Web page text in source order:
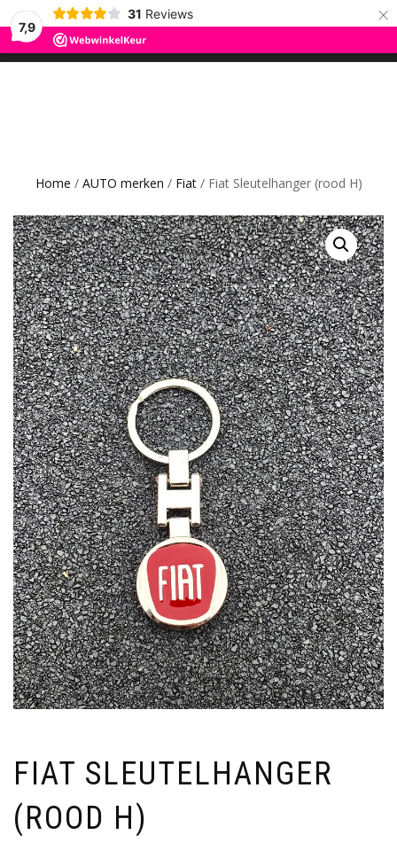
7,9
31 Reviews ×
ROS TRADING
CAR GADGETS AND WANNAHAVES
MENU
Home / AUTO merken / Fiat/ Fiat Sleutelhanger (rood H)
FIAT SLEUTELHANGER
(ROOD H)